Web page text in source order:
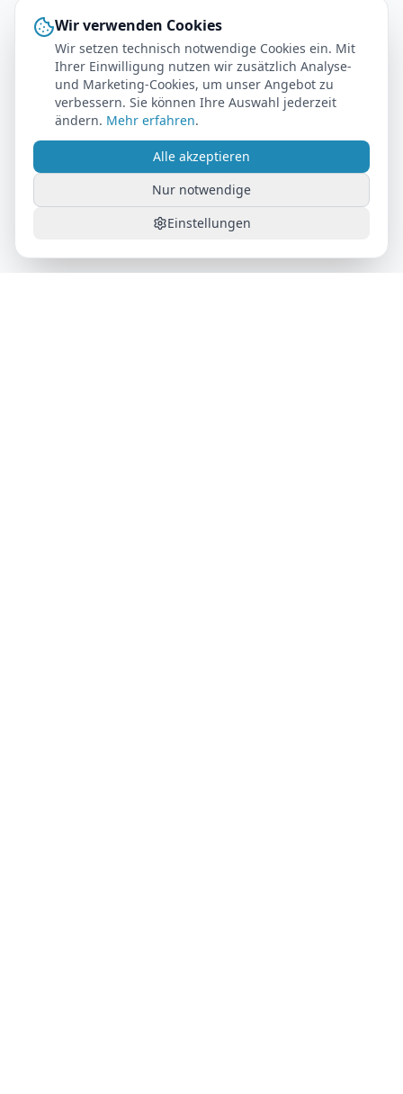
Wir verwenden Cookies
Wir setzen technisch notwendige Cookies ein. Mit
Ihrer Einwilligung nutzen wir zusätzlich Analyse-
und Marketing-Cookies, um unser Angebot zu
verbessern. Sie können Ihre Auswahl jederzeit
ändern. Mehr erfahren.
Einstellungen
Nur notwendige
Alle akzeptieren